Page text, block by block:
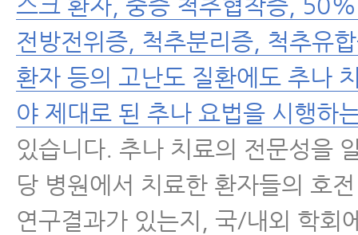
전방전위증, 척추분리증, 척추유
환자 등의 고난도 질환에도 추나
야 제대로 된 추나 요법을 시행하
있습니다. 추나 치료의 전문성을
당 병원에서 치료한 환자들의 호
연구결과가 있는지, 국/내외 학회